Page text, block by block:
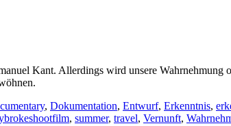
Kant. Allerdings wird unsere
, Dokumentation, Entwurf, Erkenntnis,
, summer, travel, Vernunft,